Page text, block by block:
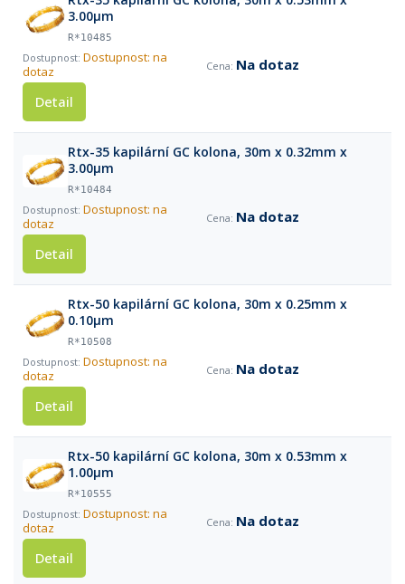
3.00µm
R*10485
Dostupnost: na
dotaz
Na dotaz
Detail
Rtx-35 kapilární GC kolona, 30m x 0.32mm x
3.00µm
R*10484
Dostupnost: na
dotaz
Na dotaz
Detail
Rtx-50 kapilární GC kolona, 30m x 0.25mm x
0.10µm
R*10508
Dostupnost: na
dotaz
Na dotaz
Detail
Rtx-50 kapilární GC kolona, 30m x 0.53mm x
1.00µm
R*10555
Dostupnost: na
dotaz
Na dotaz
Detail